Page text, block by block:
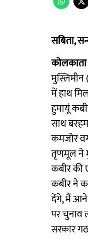
सबिता,
में हाथ
हुमायूं
साथ
कमजोर
तृणमूल ने
कबीर की
कबीर ने
देंगे, मैं आने
पर चुनाव
सरकार